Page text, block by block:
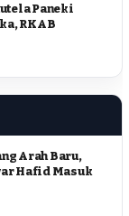
Paneki
RKAB
Arah Baru,
Hafid Masuk